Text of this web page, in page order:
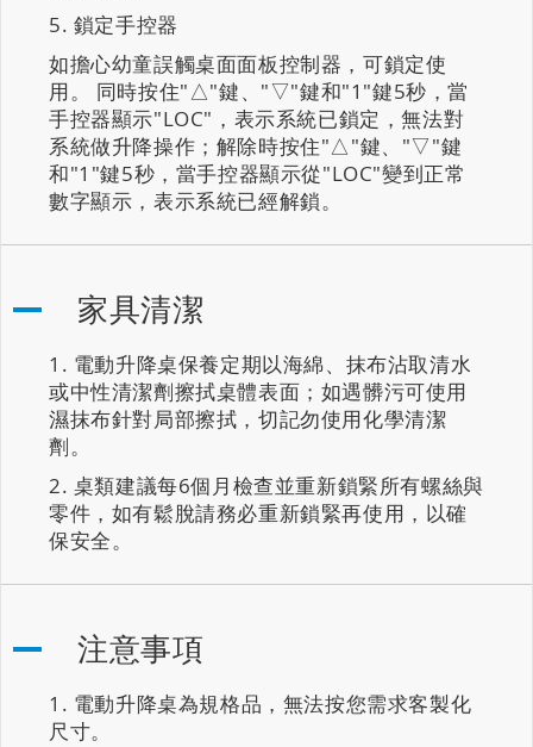
鎖定手控器
如擔心幼童誤觸桌面面板控制器，可鎖定使
用。 同時按住"△"鍵、"▽"鍵和"1"鍵5秒，當
手控器顯示"LOC"，表示系統已鎖定，無法對
系統做升降操作；解除時按住"△"鍵、"▽"鍵
和"1"鍵5秒，當手控器顯示從"LOC"變到正常
數字顯示，表示系統已經解鎖。
家具清潔
電動升降桌保養定期以海綿、抹布沾取清水
或中性清潔劑擦拭桌體表面；如遇髒污可使用
濕抹布針對局部擦拭，切記勿使用化學清潔
劑。
桌類建議每6個月檢查並重新鎖緊所有螺絲與
零件，如有鬆脫請務必重新鎖緊再使用，以確
保安全。
注意事項
電動升降桌為規格品，無法按您需求客製化
尺寸。